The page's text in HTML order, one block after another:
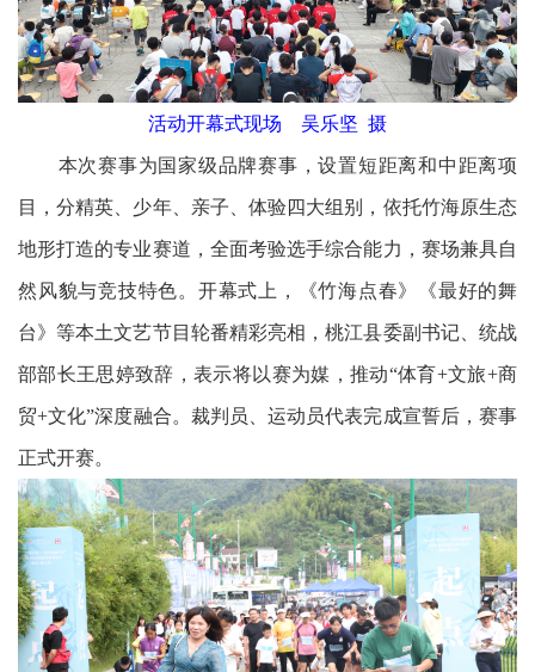
活动开幕式现场 吴乐坚 摄
本次赛事为国家级品牌赛事，设置短距离和中距离项
目，分精英、少年、亲子、体验四大组别，依托竹海原生态
地形打造的专业赛道，全面考验选手综合能力，赛场兼具自
然风貌与竞技特色。开幕式上，《竹海点春》《最好的舞
台》等本土文艺节目轮番精彩亮相，桃江县委副书记、统战
部部长王思婷致辞，表示将以赛为媒，推动“体育+文旅+商
贸+文化”深度融合。裁判员、运动员代表完成宣誓后，赛事
正式开赛。